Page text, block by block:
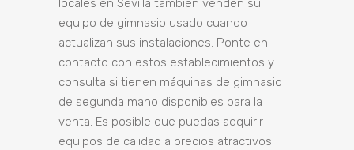
locales en Sevilla también venden su
equipo de gimnasio usado cuando
actualizan sus instalaciones. Ponte en
contacto con estos establecimientos y
consulta si tienen máquinas de gimnasio
de segunda mano disponibles para la
venta. Es posible que puedas adquirir
equipos de calidad a precios atractivos.